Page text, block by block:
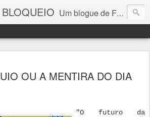
Um blogue de Fernando Paulouro Neves
OU A MENTIRA DO DIA
"O futuro da